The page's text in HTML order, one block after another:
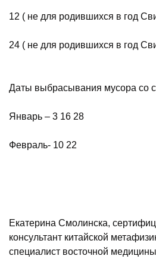
12 ( не для родившихся в год
24 ( не для родившихся в год
Даты выбрасывания мусора со
Январь – 3 16 28
Февраль- 10 22
Екатерина Смолинска,
консультант китайской
специалист восточной